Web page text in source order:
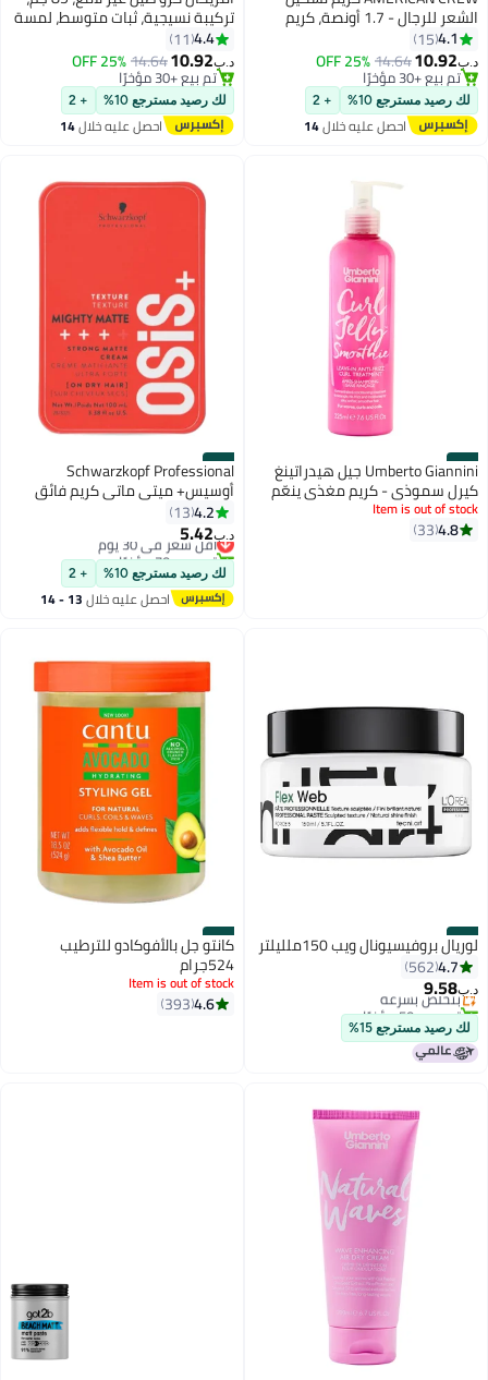
الشعر للرجال - 1.7 أونصة، كريم
تصفيف الشعر، لجميع أنواع الشعر،
كريم تشكيل الشعر، تثبيت متوسط،
لمعان متوسط
4.1
15
د.ب‏10.92
14.64
25% OFF
تم بيع +30 مؤخرًا
تم بيع +30 مؤخرًا
لك رصيد مسترجع 10% + 2
احصل عليه خلال14
اغسطس
تركيبة نسيجية، ثبات متوسط، لمسة
نهائية حريرية غير لامعة، شعر قصير
إلى متوسط
4.4
11
د.ب‏10.92
14.64
25% OFF
تم بيع +30 مؤخرًا
تم بيع +30 مؤخرًا
لك رصيد مسترجع 10% + 2
احصل عليه خلال14
اغسطس
#13 Umberto Giannini جيل هيدراتينغ
كيرل سموذي - كريم مغذي ينعّم
ويرطب التجاعيد، يقلل من التجاعيد
ويترك الشعر ناعماً ومليئاً بالحيوية
Item is out of stock
4.8
33
#14
Schwarzkopf Professional
أوسيس+ ميتي ماتي كريم فائق
القوة 100 مل
4.2
13
د.ب‏5.42
أقل سعر في 30 يوم
تم بيع +70 مؤخرًا
أقل سعر في 30 يوم
لك رصيد مسترجع 10% + 2
احصل عليه خلال 13 - 14
#15
لوريال بروفيسيونال ويب 150ملليلتر
4.7
562
د.ب‏9.58
بتخلّص بسرعة
تم بيع +50 مؤخرًا
بتخلّص بسرعة
لك رصيد مسترجع 15%
#16
كانتو جل بالأفوكادو للترطيب
524جرام
Item is out of stock
4.6
393